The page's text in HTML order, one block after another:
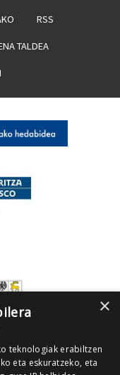
RSS
TALDEA
×
teknologiak erabiltzen
eta eskuratzeko, eta